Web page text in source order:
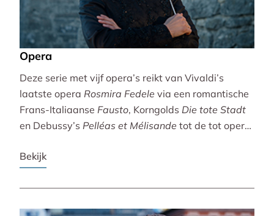
Opera
Deze serie met vijf opera’s reikt van Vivaldi’s
laatste opera Rosmira Fedele via een romantische
Frans-Italiaanse Fausto, Korngolds Die tote Stadt
en Debussy’s Pelléas et Mélisande tot de tot opera
Vivaldi wordt gebracht door de Accademia
opera’s tekenen het Radio Filharmonisch Orkest en
Bekijk